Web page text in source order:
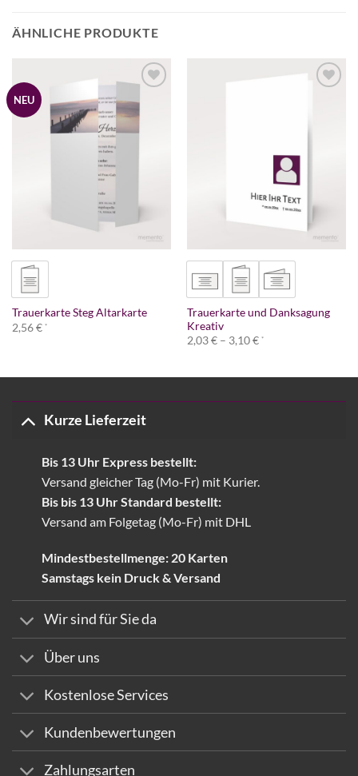
ÄHNLICHE PRODUKTE
NEU
Trauerkarte Steg Altarkarte
2,56€ *
Trauerkarte und Danksagung
Kreativ
2,03€ – 3,10€Preisspanne:
*
Kurze Lieferzeit
Bis 13 Uhr Express bestellt:
Versand gleicher Tag (Mo-Fr) mit Kurier.
Bis bis 13 Uhr Standard bestellt:
Versand am Folgetag (Mo-Fr) mit DHL
Mindestbestellmenge: 20 Karten
Samstags kein Druck & Versand
Wir sind für Sie da
Über uns
Kostenlose Services
Kundenbewertungen
Zahlungsarten